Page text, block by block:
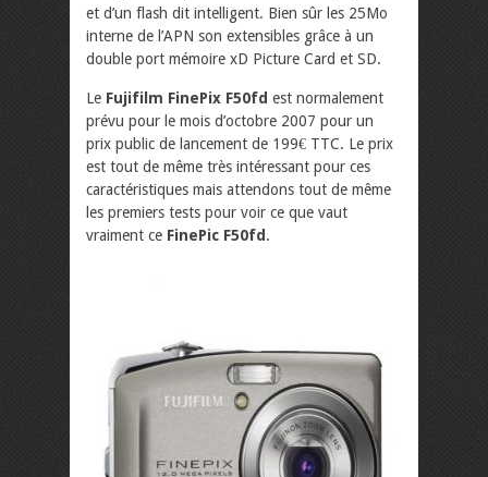
et d’un flash dit intelligent. Bien sûr les 25Mo
interne de l’APN son extensibles grâce à un
double port mémoire xD Picture Card et SD.
Le Fujifilm FinePix F50fd est normalement
prévu pour le mois d’octobre 2007 pour un
prix public de lancement de 199€ TTC. Le prix
est tout de même très intéressant pour ces
caractéristiques mais attendons tout de même
les premiers tests pour voir ce que vaut
vraiment ce FinePic F50fd .